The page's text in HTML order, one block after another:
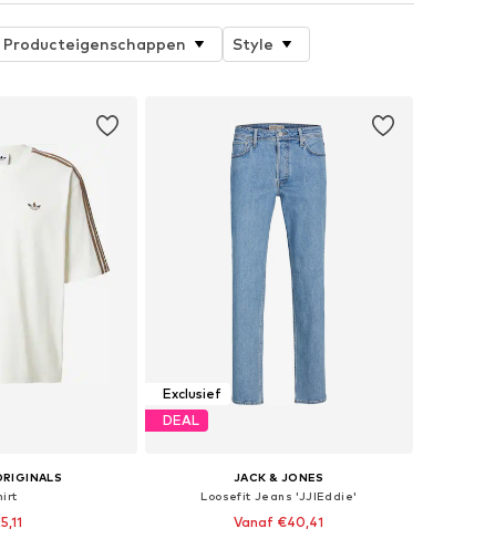
Producteigenschappen Style
Exclusief
DEAL
JACK & JONES
Loosefit Jeans 'JJIEddie'
Vanaf €40,41